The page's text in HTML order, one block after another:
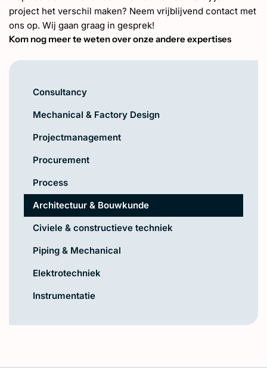
project het verschil maken? Neem vrijblijvend contact met
ons op. Wij gaan graag in gesprek!
Kom nog meer te weten over onze andere expertises
Consultancy
Mechanical & Factory Design
Projectmanagement
Procurement
Process
Architectuur & Bouwkunde
Civiele & constructieve techniek
Piping & Mechanical
Elektrotechniek
Instrumentatie